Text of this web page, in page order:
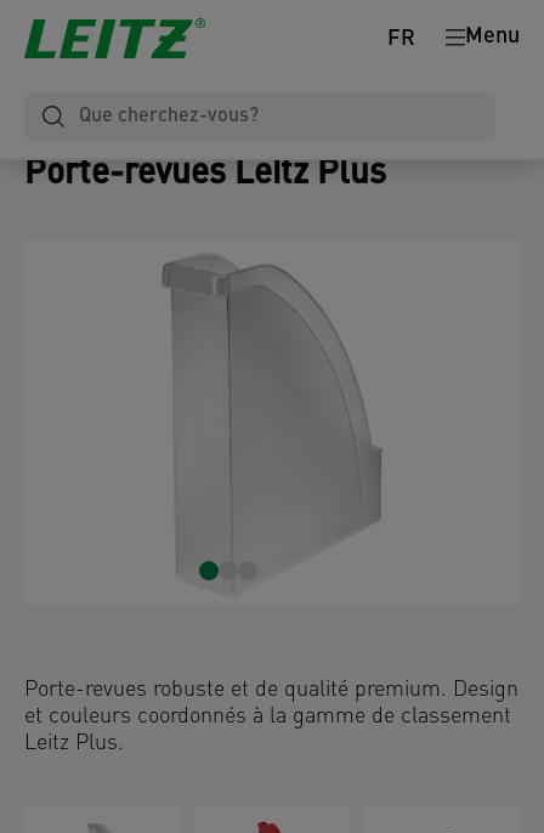
Menu
FR
Porte-revues Leitz Plus
Porte-revues robuste et de qualité premium. Design
et couleurs coordonnés à la gamme de classement
Leitz Plus.